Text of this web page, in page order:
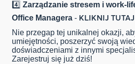
4️⃣ Zarządzanie stresem i work-
Office Managera - KLIKNIJ TUTAJ
Nie przegap tej unikalnej okazji,
umiejętności, poszerzyć swoją
doświadczeniami z innymi
Zarejestruj się już dziś!